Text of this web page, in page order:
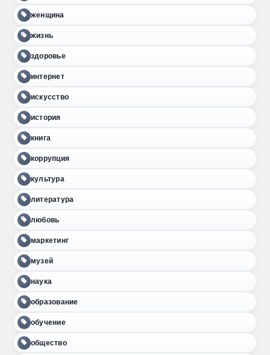
женщина
жизнь
здоровье
интернет
искусство
история
книга
коррупция
культура
литература
любовь
маркетинг
музей
наука
образование
обучение
общество